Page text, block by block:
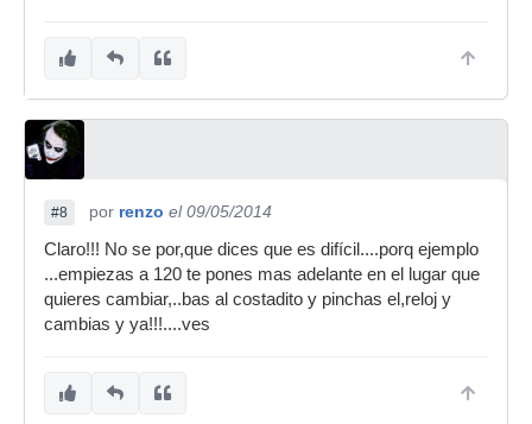
#8 por renzo el 09/05/2014
Claro!!! No se por,que dices que es difícil....porq ejemplo
...empiezas a 120 te pones mas adelante en el lugar que
quieres cambiar,..bas al costadito y pinchas el,reloj y
cambias y ya!!!....ves